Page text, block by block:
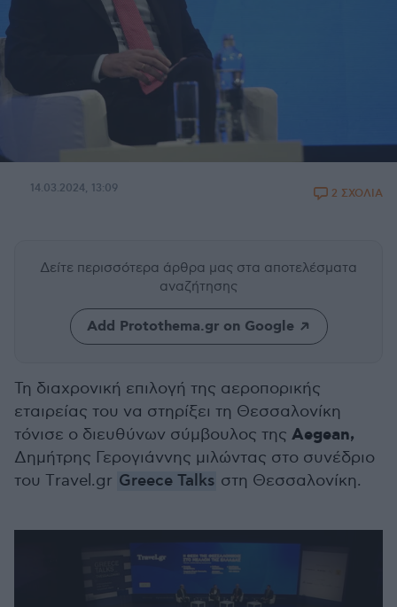
14.03.2024, 13:09 2 ΣΧΟΛΙΑ
Δείτε περισσότερα άρθρα μας στα αποτελέσματα
αναζήτησης
Add Protothema.gr on Google
Τη διαχρονική επιλογή της αεροπορικής
εταιρείας του να στηρίξει τη Θεσσαλονίκη
τόνισε ο διευθύνων σύμβουλος της Aegean,
Δημήτρης Γερογιάννης μιλώντας στο συνέδριο
του Τravel.gr Greece Talks στη Θεσσαλονίκη.